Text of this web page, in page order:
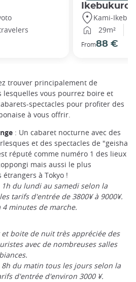
Ikebukuro
Kami-
29m²
From88 €
trouver principalement de
vous pourrez boire et
spectacles pour profiter des
à vous offrir.
: Un cabaret nocturne avec des
et des spectacles de "geisha
réputé comme numéro 1 des lieux
mais aussi le plus
à Tokyo !
du lundi au samedi selon la
tarifs d'entrée de 3800¥ à 9000¥.
minutes de marche.
et boite de nuit très appréciée des
avec de nombreuses salles
du matin tous les jours selon la
d'entrée d'environ 3000 ¥.